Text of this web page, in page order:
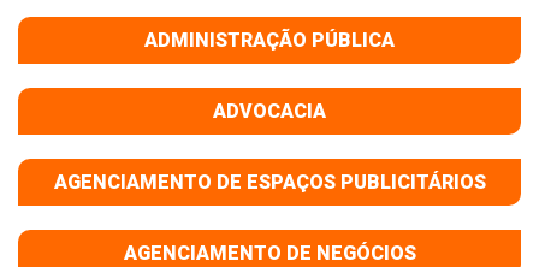
ADMINISTRAÇÃO PÚBLICA
ADVOCACIA
AGENCIAMENTO DE ESPAÇOS PUBLICITÁRIOS
AGENCIAMENTO DE NEGÓCIOS